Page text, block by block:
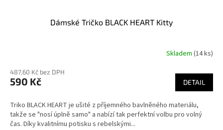
Dámské Tričko BLACK HEART Kitty
Skladem (14 ks)
487,60 Kč bez DPH
590 Kč DETAIL
Triko BLACK HEART je ušité z příjemného bavlněného materiálu,
takže se "nosí úplně samo" a nabízí tak perfektní volbu pro volný
čas. Díky kvalitnímu potisku s rebelskými...